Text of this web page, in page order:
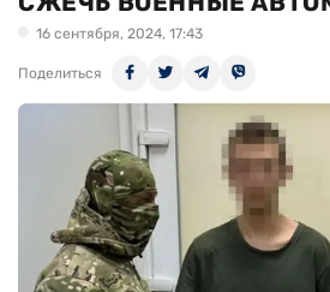
16 сентября, 2024, 17:43
Поделиться